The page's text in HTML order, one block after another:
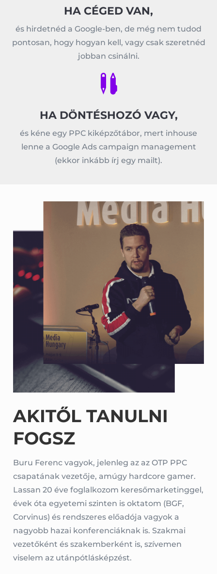
HA CÉGED VAN,
és hirdetnéd a Google-ben, de még nem tudod
pontosan, hogy hogyan kell, vagy csak szeretnéd
jobban csinálni.

HA DÖNTÉSHOZÓ VAGY,
és kéne egy PPC kiképzőtábor, mert inhouse
lenne a Google Ads campaign management
(ekkor inkább írj egy mailt).
AKITŐL TANULNI
FOGSZ
Buru Ferenc vagyok, jelenleg az az OTP PPC
csapatának vezetője, amúgy hardcore gamer.
Lassan 20 éve foglalkozom keresőmarketinggel,
évek óta egyetemi szinten is oktatom (BGF,
Corvinus) és rendszeres előadója vagyok a
nagyobb hazai konferenciáknak is. Szakmai
vezetőként és szakemberként is, szívemen
viselem az utánpótlásképzést.